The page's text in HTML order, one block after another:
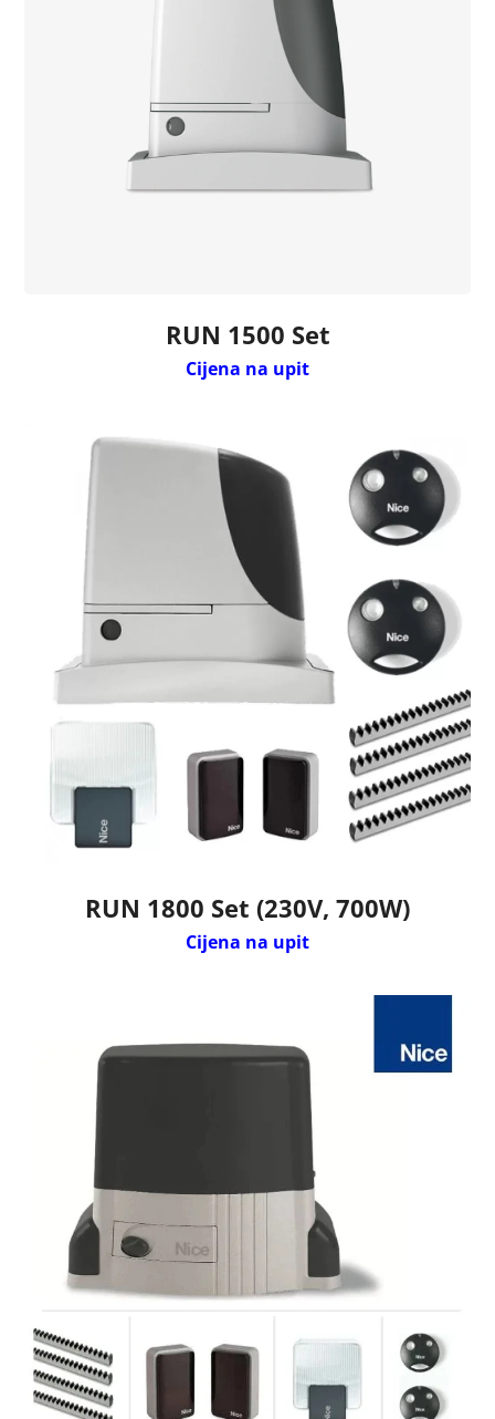
RUN 1500 Set
Cijena na upit
RUN 1800 Set (230V, 700W)
Cijena na upit